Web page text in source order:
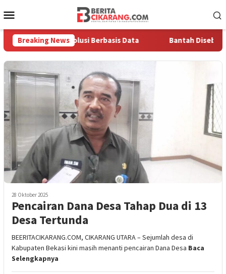
ke
Mobile
Breaking News
Solusi Berbasis Data Bantah Disebut Arogan,
28 Oktober 2025
Pencairan Dana Desa Tahap Dua di 13
Desa Tertunda
BEERITACIKARANG.COM, CIKARANG UTARA – Sejumlah desa di
Kabupaten Bekasi kini masih menanti pencairan Dana Desa Baca
Selengkapnya